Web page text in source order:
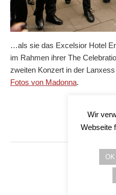
…als sie das Excelsior Hotel
im Rahmen ihrer The
zweiten Konzert in der
Fotos von Madonna.
Wir
Webseite
OK